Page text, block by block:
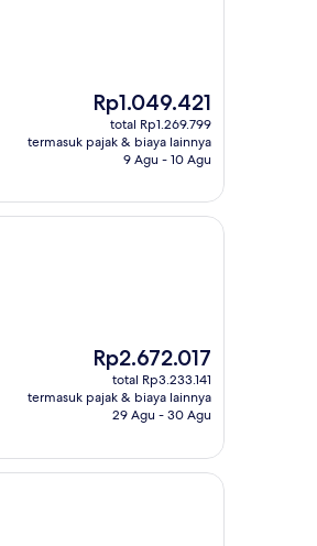
Harga
sekarang
Rp1.049.421
Rp1.049.421
total Rp1.269.799
termasuk pajak & biaya lainnya
9 Agu - 10 Agu
Harga
sekarang
Rp2.672.017
Rp2.672.017
total Rp3.233.141
termasuk pajak & biaya lainnya
29 Agu - 30 Agu